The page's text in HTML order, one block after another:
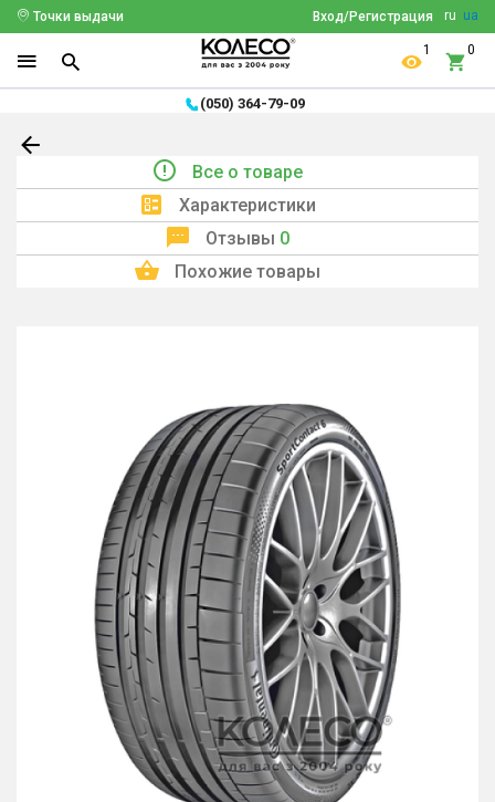
ru ua
Вход/Регистрация
Точки выдачи
1 0
(050) 364-79-09
Все о товаре
Характеристики
Отзывы 0
Похожие товары